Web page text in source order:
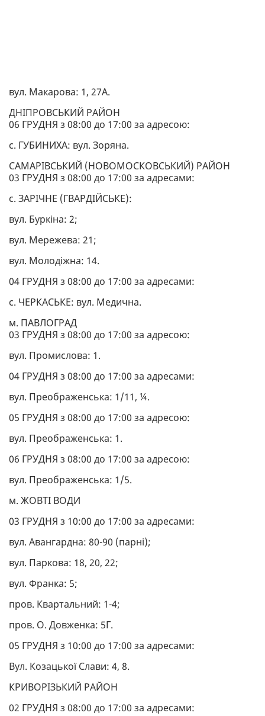
вул. Макарова: 1, 27А.
ДНІПРОВСЬКИЙ РАЙОН
06 ГРУДНЯ з 08:00 до 17:00 за адресою:
с. ГУБИНИХА: вул. Зоряна.
САМАРІВСЬКИЙ (НОВОМОСКОВСЬКИЙ) РАЙОН
03 ГРУДНЯ з 08:00 до 17:00 за адресами:
с. ЗАРІЧНЕ (ГВАРДІЙСЬКЕ):
вул. Буркіна: 2;
вул. Мережева: 21;
вул. Молодіжна: 14.
04 ГРУДНЯ з 08:00 до 17:00 за адресами:
с. ЧЕРКАСЬКЕ: вул. Медична.
м. ПАВЛОГРАД
03 ГРУДНЯ з 08:00 до 17:00 за адресою:
вул. Промислова: 1.
04 ГРУДНЯ з 08:00 до 17:00 за адресами:
вул. Преображенська: 1/11, ¼.
05 ГРУДНЯ з 08:00 до 17:00 за адресою:
вул. Преображенська: 1.
06 ГРУДНЯ з 08:00 до 17:00 за адресою:
вул. Преображенська: 1/5.
м. ЖОВТІ ВОДИ
03 ГРУДНЯ з 10:00 до 17:00 за адресами:
вул. Авангардна: 80-90 (парні);
вул. Паркова: 18, 20, 22;
вул. Франка: 5;
пров. Квартальний: 1-4;
пров. О. Довженка: 5Г.
05 ГРУДНЯ з 10:00 до 17:00 за адресами:
Вул. Козацької Слави: 4, 8.
КРИВОРІЗЬКИЙ РАЙОН
02 ГРУДНЯ з 08:00 до 17:00 за адресами: